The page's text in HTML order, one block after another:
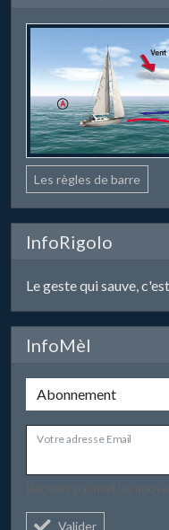
Les règles de barre
InfoRigolo
Le geste qui sauve,
InfoMèl
Votre adresse Email
Valider